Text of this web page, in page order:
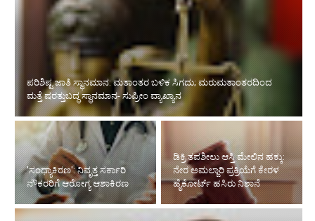
ಪರಿಶಿಷ್ಟ ಜಾತಿ ಸ್ಥಾನಮಾನ: ಮತಾಂತರ ಬಳಿಕ ಸಿಗದು; ಮರುಮತಾಂತರದಿಂದ
ಮತ್ತೆ ಷರತ್ತುಬದ್ಧ ಸ್ಥಾನಮಾನ- ಸುಪ್ರೀಂ ವ್ಯಾಖ್ಯಾನ
'ಸಂಧ್ಯಾಕಿರಣ': ನಿವೃತ್ತ ಸರ್ಕಾರಿ
ನೌಕರರಿಗೆ ಆರೋಗ್ಯ ಆಶಾಕಿರಣ
ಡಿಕ್ರಿ ತಪಶೀಲು ಆಸ್ತಿ ಮೇಲಿನ ಹಕ್ಕು:
ನೇರ ಅಮಲ್ಜಾರಿ ಪ್ರಕ್ರಿಯೆಗೆ ಕೇರಳ
ಹೈಕೋರ್ಟ್ ಹಸಿರು ನಿಶಾನೆ